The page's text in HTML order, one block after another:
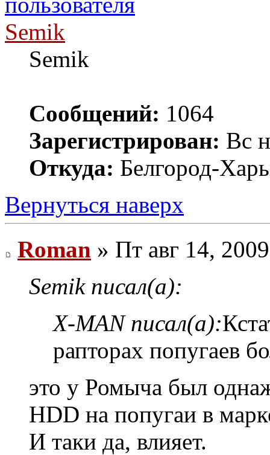
Semik
Semik
Сообщений: 1064
Зарегистрирован: Вс
Откуда: Белгород-
Вернуться наверх
Roman » Пт авг 14,
Semik писал(а):
X-MAN писал(а):
рапторах попугаев
это у Ромыча был
HDD на попугаи в
И таки да, влияет.